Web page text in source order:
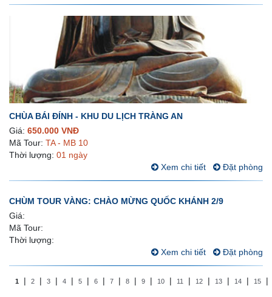
CHÙA BÁI ĐÍNH - KHU DU LỊCH TRÀNG AN
Giá: 650.000 VNĐ
Mã Tour: TA - MB 10
Thời lượng: 01 ngày
Xem chi tiết
Đặt phòng
CHÙM TOUR VÀNG: CHÀO MỪNG QUỐC KHÁNH 2/9
Giá:
Mã Tour:
Thời lượng:
Xem chi tiết
Đặt phòng
1 | 2 | 3 | 4 | 5 | 6 | 7 | 8 | 9 | 10 | 11 | 12 | 13 | 14 | 15